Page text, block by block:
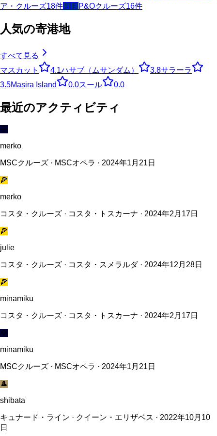
ア・クルーズ18件🇬🇧P&Oクルーズ16件
人気の寄港地
すべて見る
マスカット
4.1ハサブ（ムサンダム） 3.8サラーラ
3.5Masira Island 0.0スール 0.0
最近のアクティビティ
💎
merko
MSCクルーズ · MSCオペラ · 2024年1月21日
🍕
merko
コスタ・クルーズ · コスタ・トスカーナ · 2024年2月17日
🍕
julie
コスタ・クルーズ · コスタ・スメラルダ · 2024年12月28日
🍕
minamiku
コスタ・クルーズ · コスタ・トスカーナ · 2024年2月17日
💎
minamiku
MSCクルーズ · MSCオペラ · 2024年1月21日
🎩
shibata
キュナード・ライン · クイーン・エリザベス · 2022年10月10
日